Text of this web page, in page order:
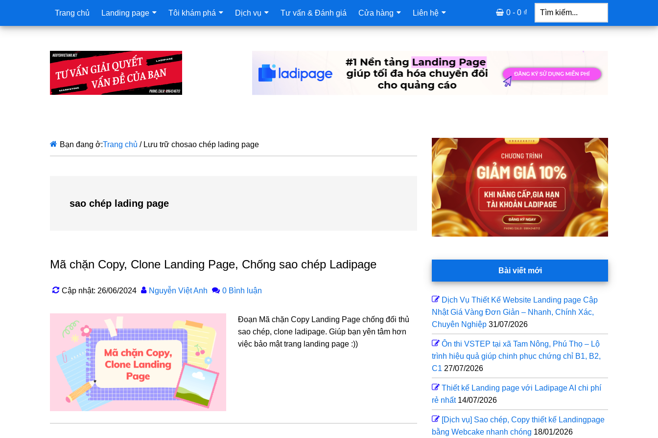
Trang chủ Landing page Tôi khám phá Dịch vụ Tư vấn & Đánh giá Cửa hàng Liên hệ
Tìm
kiếm...
0 - 0 ₫
Bạn đang ở:Trang chủ /Lưu trữ chosao chép lading page
sao chép lading page
Mã chặn Copy, Clone Landing Page, Chống sao chép Ladipage
Cập nhật: 26/06/2024 Nguyễn Việt Anh 0 Bình luận
Đoạn Mã chặn Copy Landing Page chống đối thủ
sao chép, clone ladipage. Giúp bạn yên tâm hơn
việc bảo mật trang landing page :))
Sidebar
chính
Bài viết mới
Dịch Vụ Thiết Kế Website Landing page Cập
Nhật Giá Vàng Đơn Giản – Nhanh, Chính Xác,
Chuyên Nghiệp 31/07/2026
Ôn thi VSTEP tại xã Tam Nông, Phú Thọ – Lộ
trình hiệu quả giúp chinh phục chứng chỉ B1, B2,
C1 27/07/2026
Thiết kế Landing page với Ladipage AI chi phí
rẻ nhất 14/07/2026
[Dịch vụ] Sao chép, Copy thiết kế Landingpage
bằng Webcake nhanh chóng 18/01/2026